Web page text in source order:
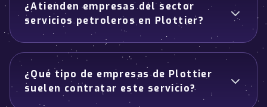
¿Atienden empresas del sector
servicios petroleros en Plottier?
¿Qué tipo de empresas de Plottier
suelen contratar este servicio?